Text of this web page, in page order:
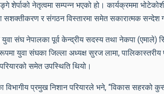
शेर्पाको नेतृत्वमा सम्पन्न भएको हो। कार्यक्रममा
सशक्तीकरण र संगठन विस्तारमा समेत सकारात्मक
युवा संघ नेपालका पूर्व केन्द्रीय सदस्य तथा नेकपा (एमाले)
युवा संघका जिल्ला अध्यक्ष सुरज लामा, पालिकास्तरीय
समेत उपस्थिति थियो।
विभागीय प्रमुख निशान परियारले भने, “विकास सहरको